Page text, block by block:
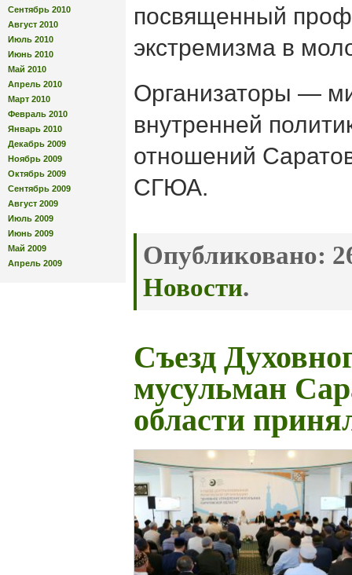
Сентябрь 2010
Август 2010
Июль 2010
Июнь 2010
Май 2010
Апрель 2010
Март 2010
Февраль 2010
Январь 2010
Декабрь 2009
Ноябрь 2009
Октябрь 2009
Сентябрь 2009
Август 2009
Июль 2009
Июнь 2009
Май 2009
Апрель 2009
посвященный
экстремизма в
Организаторы —
внутренней
отношений
СГЮА.
Опубликовано:
Новости.
Съезд
мусульман
области